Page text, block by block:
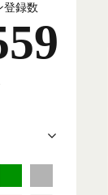
登録数